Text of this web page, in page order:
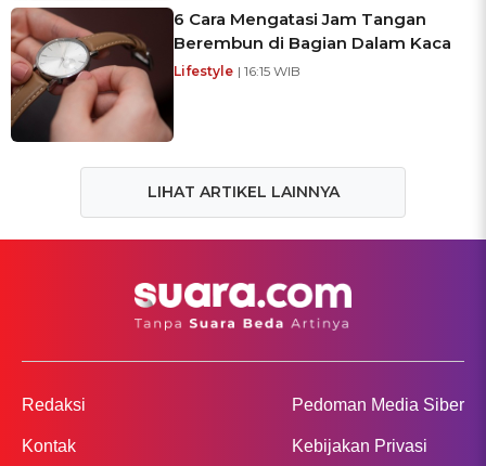
6 Cara Mengatasi Jam Tangan
Berembun di Bagian Dalam Kaca
Lifestyle | 16:15 WIB
LIHAT ARTIKEL LAINNYA
Redaksi
Kontak
Pedoman Media Siber
Kebijakan Privasi